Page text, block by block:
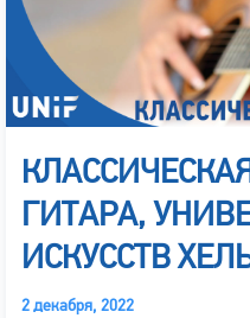
ГИТАРА,
ИСКУССТВ
2 декабря, 2022